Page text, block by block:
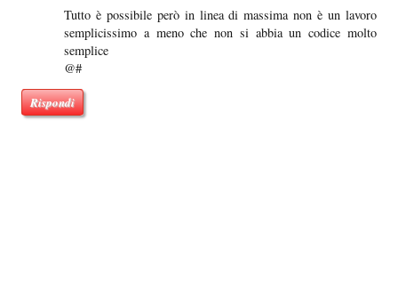
Tutto è possibile però in linea di massima non è un lavoro
semplicissimo a meno che non si abbia un codice molto
semplice
@#
Rispondi